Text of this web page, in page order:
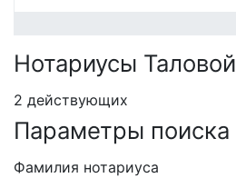
Нотариусы Таловой
2 действующих
Параметры поиска
Фамилия нотариуса